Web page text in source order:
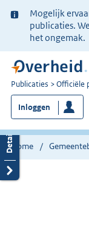
Ter
informatie:
Mogelijk
publicaties.
het ongemak.
U
bent
nu
hier:
Publicaties Officiële
Inloggen
Home